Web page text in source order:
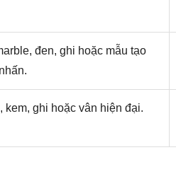
đen, ghi hoặc mẫu tạo
kem, ghi hoặc vân hiện đại.